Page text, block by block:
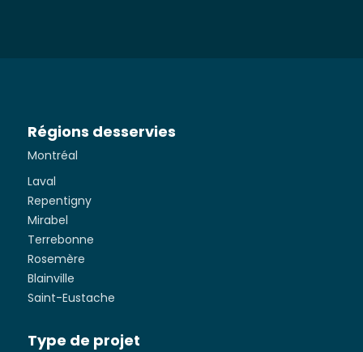
Régions desservies
Montréal
Laval
Repentigny
Mirabel
Terrebonne
Rosemère
Blainville
Saint-Eustache
Type de projet